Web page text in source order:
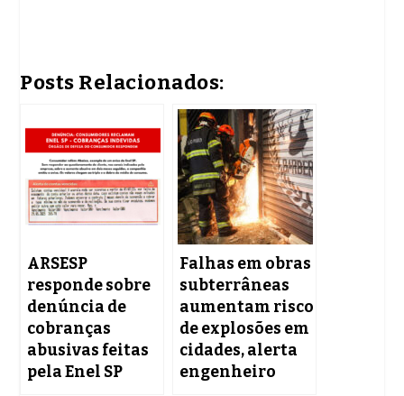
Posts Relacionados:
ARSESP
responde sobre
denúncia de
cobranças
abusivas feitas
pela Enel SP
Falhas em obras
subterrâneas
aumentam risco
de explosões em
cidades, alerta
engenheiro